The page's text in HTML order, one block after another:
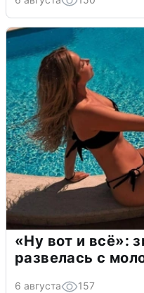
«Ну вот и всё»:
развелась с
6 августа 157